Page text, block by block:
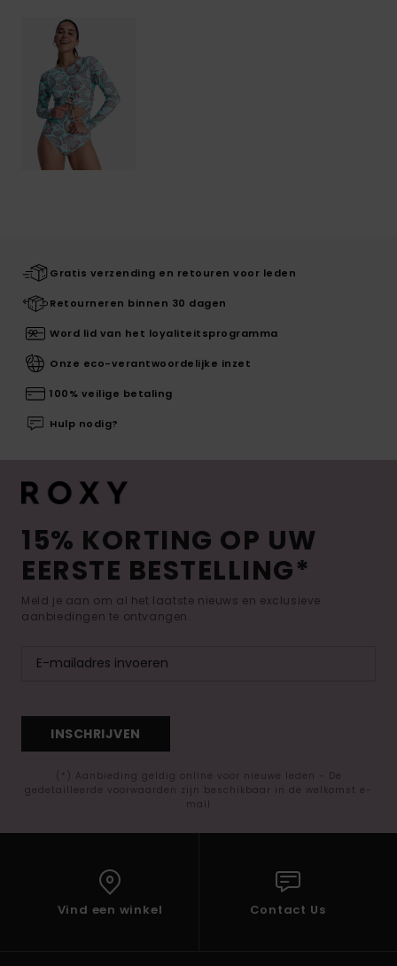
Gratis verzending en retouren voor leden
Retourneren binnen 30 dagen
Word lid van het loyaliteitsprogramma
Onze eco-verantwoordelijke inzet
100% veilige betaling
Hulp nodig?
15% KORTING OP UW
EERSTE BESTELLING*
Meld je aan om al het laatste nieuws en exclusieve
aanbiedingen te ontvangen.
INSCHRIJVEN
(*) Aanbieding geldig online voor nieuwe leden - De
gedetailleerde voorwaarden zijn beschikbaar in de welkomst e-
mail
Vind een winkel Contact Us